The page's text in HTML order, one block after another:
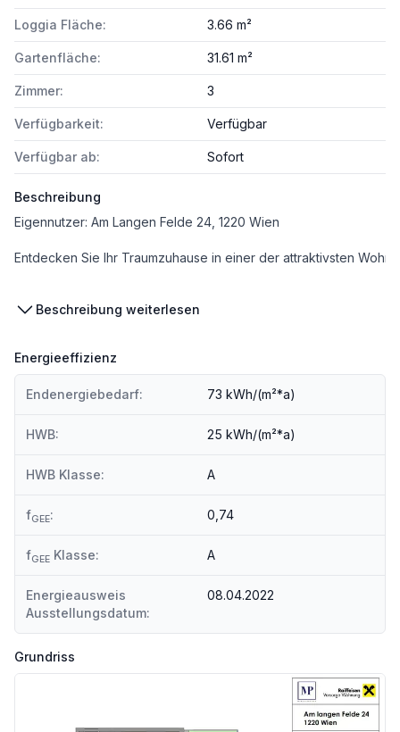
Loggia Fläche: 3.66 m²
Gartenfläche: 31.61 m²
Zimmer: 3
Verfügbarkeit: Verfügbar
Verfügbar ab: Sofort
Beschreibung
Eigennutzer: Am Langen Felde 24, 1220 Wien
Entdecken Sie Ihr Traumzuhause in einer der attraktivsten
Direkt an der Schnittstelle zwischen der belebten Stadt und
Die optimale Verkehrsanbindung durch die U-Bahn Linie U1,
Nachhaltiges Wohnen:
Die ausgewiesenen Preise verstehen sich als
Dieses Projekt bietet eine einmalige Gelegenheit
Beschreibung weiterlesen
Energieeffizienz
Endenergiebedarf: 73 kWh/(m²*a)
HWB: 25 kWh/(m²*a)
HWB Klasse: A
fGEE: 0,74
fGEE Klasse: A
Energieausweis
Ausstellungsdatum:
08.04.2022
Grundriss